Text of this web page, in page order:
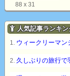
88 x 31
人気記事ランキン
ウィークリーマ
久しぶりの旅行で